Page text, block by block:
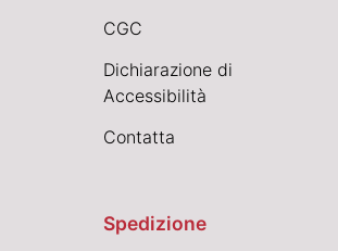
CGC
Dichiarazione di
Accessibilità
Contatta
Spedizione